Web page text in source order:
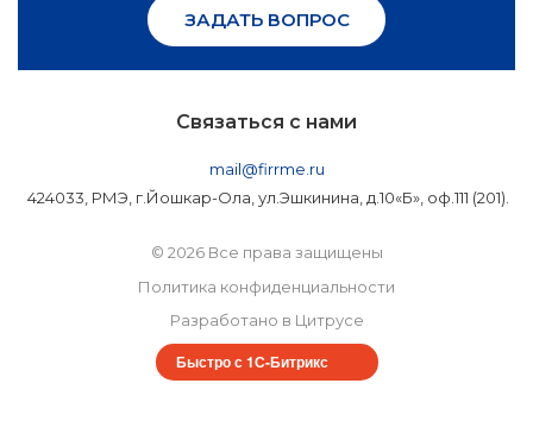
ЗАДАТЬ ВОПРОС
Связаться с нами
mail@firrme.ru
424033, РМЭ, г.Йошкар-Ола, ул.Эшкинина, д.10«Б», оф.111 (201).
© 2026 Все права защищены
Политика конфиденциальности
Разработано в Цитрусе
Быстро с 1С-Битрикс